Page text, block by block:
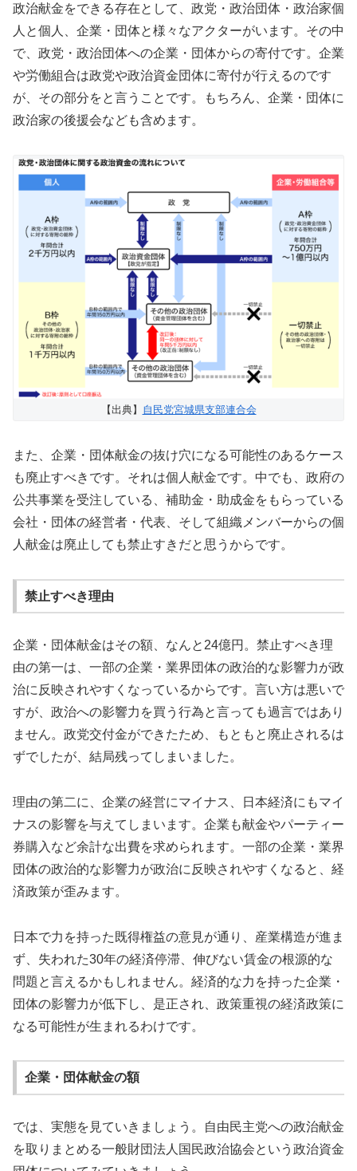
政治献金をできる存在として、政党・政治団体・政治家個
人と個人、企業・団体と様々なアクターがいます。その中
で、政党・政治団体への企業・団体からの寄付です。企業
や労働組合は政党や政治資金団体に寄付が行えるのです
が、その部分をと言うことです。もちろん、企業・団体に
政治家の後援会なども含めます。
【出典】 自民党宮城県支部連合会
また、企業・団体献金の抜け穴になる可能性のあるケース
も廃止すべきです。それは個人献金です。中でも、政府の
公共事業を受注している、補助金・助成金をもらっている
会社・団体の経営者・代表、そして組織メンバーからの個
人献金は廃止しても禁止すきだと思うからです。
禁止すべき理由
企業・団体献金はその額、なんと24億円。禁止すべき理
由の第一は、一部の企業・業界団体の政治的な影響力が政
治に反映されやすくなっているからです。言い方は悪いで
すが、政治への影響力を買う行為と言っても過言ではあり
ません。政党交付金ができたため、もともと廃止されるは
ずでしたが、結局残ってしまいました。
理由の第二に、企業の経営にマイナス、日本経済にもマイ
ナスの影響を与えてしまいます。企業も献金やパーティー
券購入など余計な出費を求められます。一部の企業・業界
団体の政治的な影響力が政治に反映されやすくなると、経
済政策が歪みます。
日本で力を持った既得権益の意見が通り、産業構造が進ま
ず、失われた30年の経済停滞、伸びない賃金の根源的な
問題と言えるかもしれません。経済的な力を持った企業・
団体の影響力が低下し、是正され、政策重視の経済政策に
なる可能性が生まれるわけです。
企業・団体献金の額
では、実態を見ていきましょう。自由民主党への政治献金
を取りまとめる一般財団法人国民政治協会という政治資金